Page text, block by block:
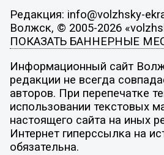
Редакция: info@volzhsky-
Волжск, © 2005-2026
ПОКАЗАТЬ БАННЕРНЫЕ
Информационный сайт
редакции не всегда
авторов. При перепечатке
использовании текстовых
настоящего сайта на иных
Интернет гиперссылка на
обязательна.